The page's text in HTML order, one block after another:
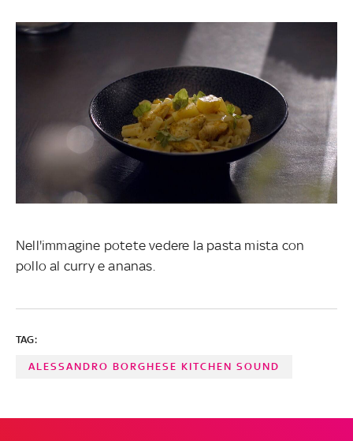
Nell'immagine potete vedere la pasta mista con
pollo al curry e ananas.
TAG:
ALESSANDRO BORGHESE KITCHEN SOUND